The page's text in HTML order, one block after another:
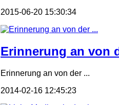
2015-06-20 15:30:34
Erinnerung an von
Erinnerung an von der ...
2014-02-16 12:45:23